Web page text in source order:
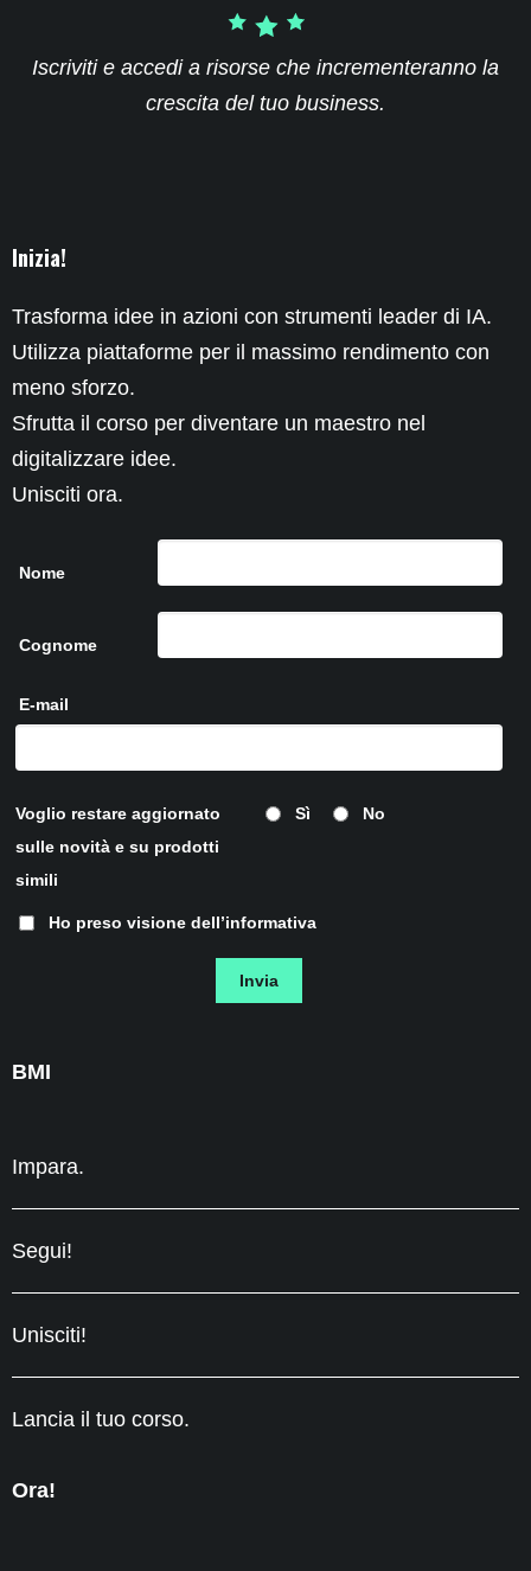
Iscriviti e accedi a risorse che incrementeranno la
crescita del tuo business.
Inizia!
Trasforma idee in azioni con strumenti leader di IA.
Utilizza piattaforme per il massimo rendimento con
meno sforzo.
Sfrutta il corso per diventare un maestro nel
digitalizzare idee.
Unisciti ora.
Nome
Cognome
E-mail
Voglio restare aggiornato
sulle novità e su prodotti
simili
Sì No
Ho preso visione dell’informativa
Invia
BMI
Impara.
Segui!
Unisciti!
Lancia il tuo corso.
Ora!